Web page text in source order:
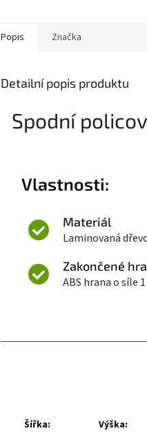
Popis Značka
Detailní popis produktu
Spodní
Vlastnosti:
Materiál
Laminovaná
Zakončené
ABS hrana o síle
Šířka: Výška: